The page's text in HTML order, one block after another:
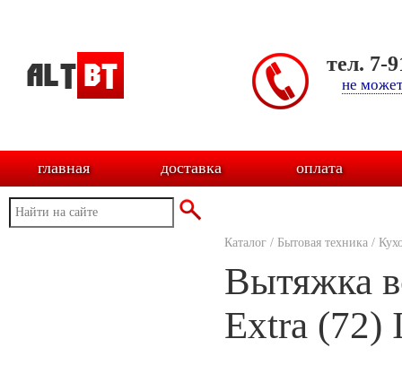
тел. 7-
не
главная доставка оплата
Каталог / Бытовая техника /
Вытяжка
Extra (72)